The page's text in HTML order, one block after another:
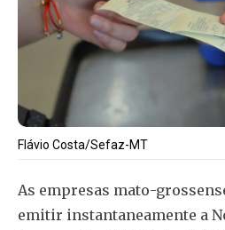
Flávio Costa/Sefaz-MT
As empresas mato-
emitir instantaneamente a